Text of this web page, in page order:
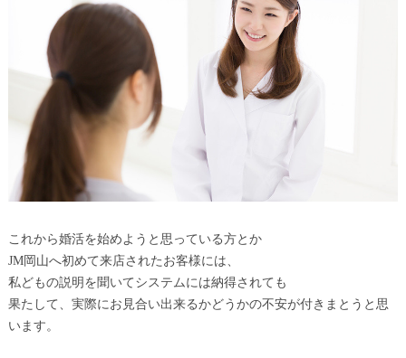
これから婚活を始めようと思っている方とか
JM岡山へ初めて来店されたお客様には、
私どもの説明を聞いてシステムには納得されても
果たして、実際にお見合い出来るかどうかの不安が付きまとうと思
います。